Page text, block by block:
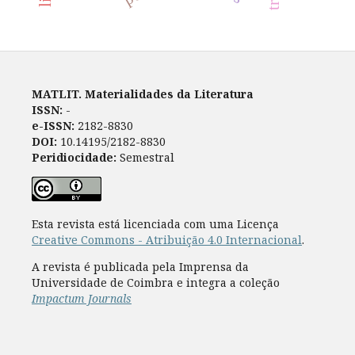
MATLIT. Materialidades da Literatura
ISSN: -
e-ISSN: 2182-8830
DOI: 10.14195/2182-8830
Peridiocidade: Semestral
Esta revista está licenciada com uma Licença
Creative Commons - Atribuição 4.0 Internacional.
A revista é publicada pela Imprensa da
Universidade de Coimbra e integra a coleção
Impactum Journals